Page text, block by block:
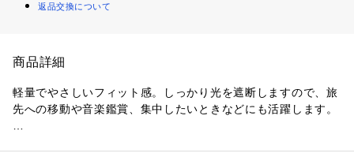
返品交換について
商品詳細
軽量でやさしいフィット感。しっかり光を遮断しますので、旅
先への移動や音楽鑑賞、集中したいときなどにも活躍します。